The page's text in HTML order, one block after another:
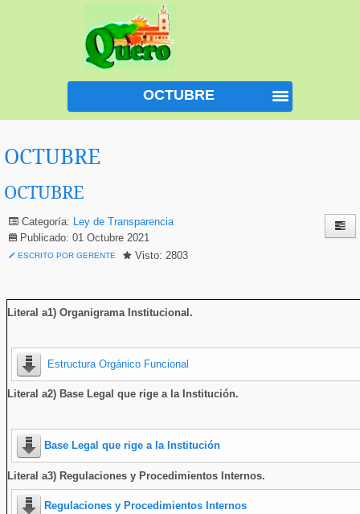
OCTUBRE
OCTUBRE
OCTUBRE
Categoría: Ley de Transparencia
Publicado: 01 Octubre 2021
ESCRITO POR GERENTE Visto: 2803
Literal a1) Organigrama Institucional .
Estructura Orgánico Funcional
Literal a2) Base Legal que rige a la Institución.
Base Legal que rige a la Institución
Literal a3) Regulaciones y Procedimientos Internos.
Regulaciones y Procedimientos Internos